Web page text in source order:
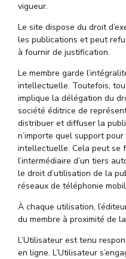
vigueur.
Le site dispose du droit
les publications et peut
à fournir de justification.
Le membre garde
intellectuelle. Toutefois,
implique la délégation du
société éditrice de
distribuer et diffuser la
n’importe quel support
intellectuelle. Cela peut se
l’intermédiaire d’un tiers
le droit d’utilisation de la
réseaux de téléphonie
À chaque utilisation,
du membre à proximité de
L’Utilisateur est tenu
en ligne. L’Utilisateur